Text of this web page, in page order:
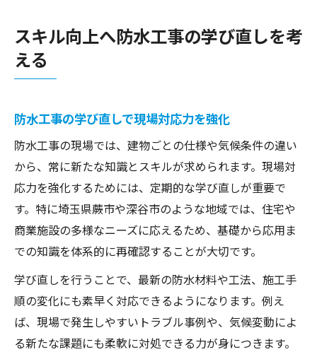
スキル向上へ防水工事の学び直しを考
える
防水工事の学び直しで現場対応力を強化
防水工事の現場では、建物ごとの仕様や気候条件の違い
から、常に新たな知識とスキルが求められます。現場対
応力を強化するためには、定期的な学び直しが重要で
す。特に埼玉県蕨市や深谷市のような地域では、住宅や
商業施設の多様なニーズに応えるため、基礎から応用ま
での知識を体系的に再確認することが大切です。
学び直しを行うことで、最新の防水材料や工法、施工手
順の変化にも素早く対応できるようになります。例え
ば、現場で発生しやすいトラブル事例や、気候変動によ
る新たな課題にも柔軟に対処できる力が身につきます。